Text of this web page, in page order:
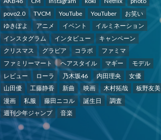
povo2.0
TVCM YouTube YouTuber
お笑い
ゆきぽよ
アニメ イベント
イルミネーション
インスタグラム
インタビュー
キャンペーン
クリスマス
グラビア コラボ
ファミマ
ファミリーマート
ヘアスタイル マギー
モデル
レビュー
ローラ 乃木坂46 内田理央
女優
山田優
工藤静香 新曲 映画 木村拓哉
板野友美
漫画
私服 藤田ニコル 誕生日
調査
週刊少年ジャンプ
音楽